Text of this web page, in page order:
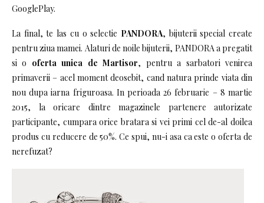
GooglePlay.
La final, te las cu o selectie PANDORA, bijuterii special create
pentru ziua mamei. Alaturi de noile bijuterii, PANDORA a pregatit
si o oferta unica de Martisor, pentru a sarbatori venirea
primaverii – acel moment deosebit, cand natura prinde viata din
nou dupa iarna friguroasa. In perioada 26 februarie – 8 martie
2015, la oricare dintre magazinele partenere autorizate
participante, cumpara orice bratara si vei primi cel de-al doilea
produs cu reducere de 50%. Ce spui, nu-i asa ca este o oferta de
nerefuzat?